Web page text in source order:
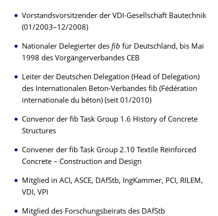
Vorstandsvorsitzender der VDI-Gesellschaft Bautechnik
(01/2003–12/2008)
Nationaler Delegierter des fib für Deutschland, bis Mai
1998 des Vorgängerverbandes CEB
Leiter der Deutschen Delegation (Head of Delegation)
des Internationalen Beton-Verbandes fib (Fédération
internationale du béton) (seit 01/2010)
Convenor der fib Task Group 1.6 History of Concrete
Structures
Convener der fib Task Group 2.10 Textile Reinforced
Concrete – Construction and Design
Mitglied in ACI, ASCE, DAfStb, IngKammer, PCI, RILEM,
VDI, VPI
Mitglied des Forschungsbeirats des DAfStb